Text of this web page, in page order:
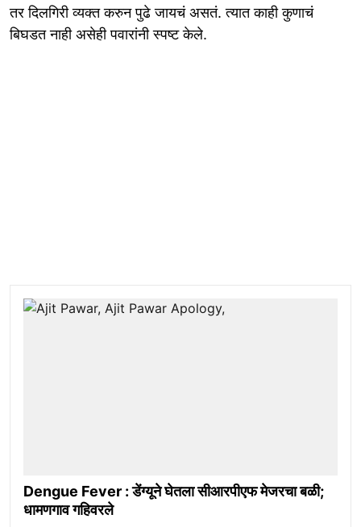
तर दिलगिरी व्यक्त करुन पुढे जायचं असतं. त्यात काही कुणाचं
बिघडत नाही असेही पवारांनी स्पष्ट केले.
Dengue Fever : डेंग्यूने घेतला सीआरपीएफ मेजरचा बळी;
धामणगाव गहिवरले